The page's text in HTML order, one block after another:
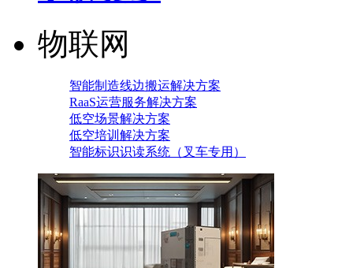
物联网
智能制造线边搬运解决方案
RaaS运营服务解决方案
低空场景解决方案
低空培训解决方案
智能标识识读系统（叉车专用）